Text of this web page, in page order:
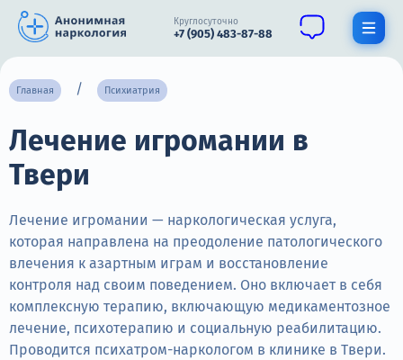
Круглосуточно
+7 (905) 483-87-88
О нас
Наркомания
Нарколог
Стационар
Психиатрия
Главная Психиатрия
Лечение игромании в
Твери
Лечение игромании — наркологическая услуга,
которая направлена на преодоление патологического
влечения к азартным играм и восстановление
контроля над своим поведением. Оно включает в себя
комплексную терапию, включающую медикаментозное
лечение, психотерапию и социальную реабилитацию.
Проводится психатром-наркологом в клинике в Твери.